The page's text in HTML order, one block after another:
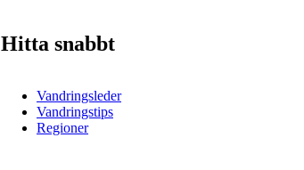
Hitta snabbt
Vandringsleder
Vandringstips
Regioner